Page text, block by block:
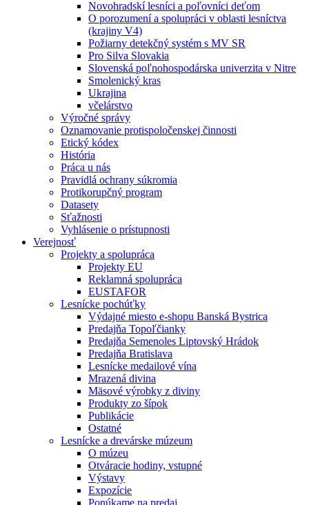
Novohradskí lesníci a poľovníci deťom
O porozumení a spolupráci v oblasti lesníctva
(krajiny V4)
Požiarny detekčný systém s MV SR
Pro Silva Slovakia
Slovenská poľnohospodárska univerzita v Nitre
Smolenický kras
Ukrajina
včelárstvo
Výročné správy
Oznamovanie protispoločenskej činnosti
Etický kódex
História
Práca u nás
Pravidlá ochrany súkromia
Protikorupčný program
Datasety
Sťažnosti
Vyhlásenie o prístupnosti
Verejnosť
Projekty a spolupráca
Projekty EU
Reklamná spolupráca
EUSTAFOR
Lesnícke pochúťky
Výdajné miesto e-shopu Banská Bystrica
Predajňa Topoľčianky
Predajňa Semenoles Liptovský Hrádok
Predajňa Bratislava
Lesnícke medailové vína
Mrazená divina
Mäsové výrobky z diviny
Produkty zo šípok
Publikácie
Ostatné
Lesnícke a drevárske múzeum
O múzeu
Otváracie hodiny, vstupné
Výstavy
Expozície
Ponúkame na predaj